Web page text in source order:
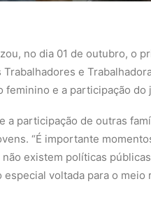
no dia 01 de outubro, o
e
e a participação do
a participação de outras
“É importante
existem políticas
voltada para o